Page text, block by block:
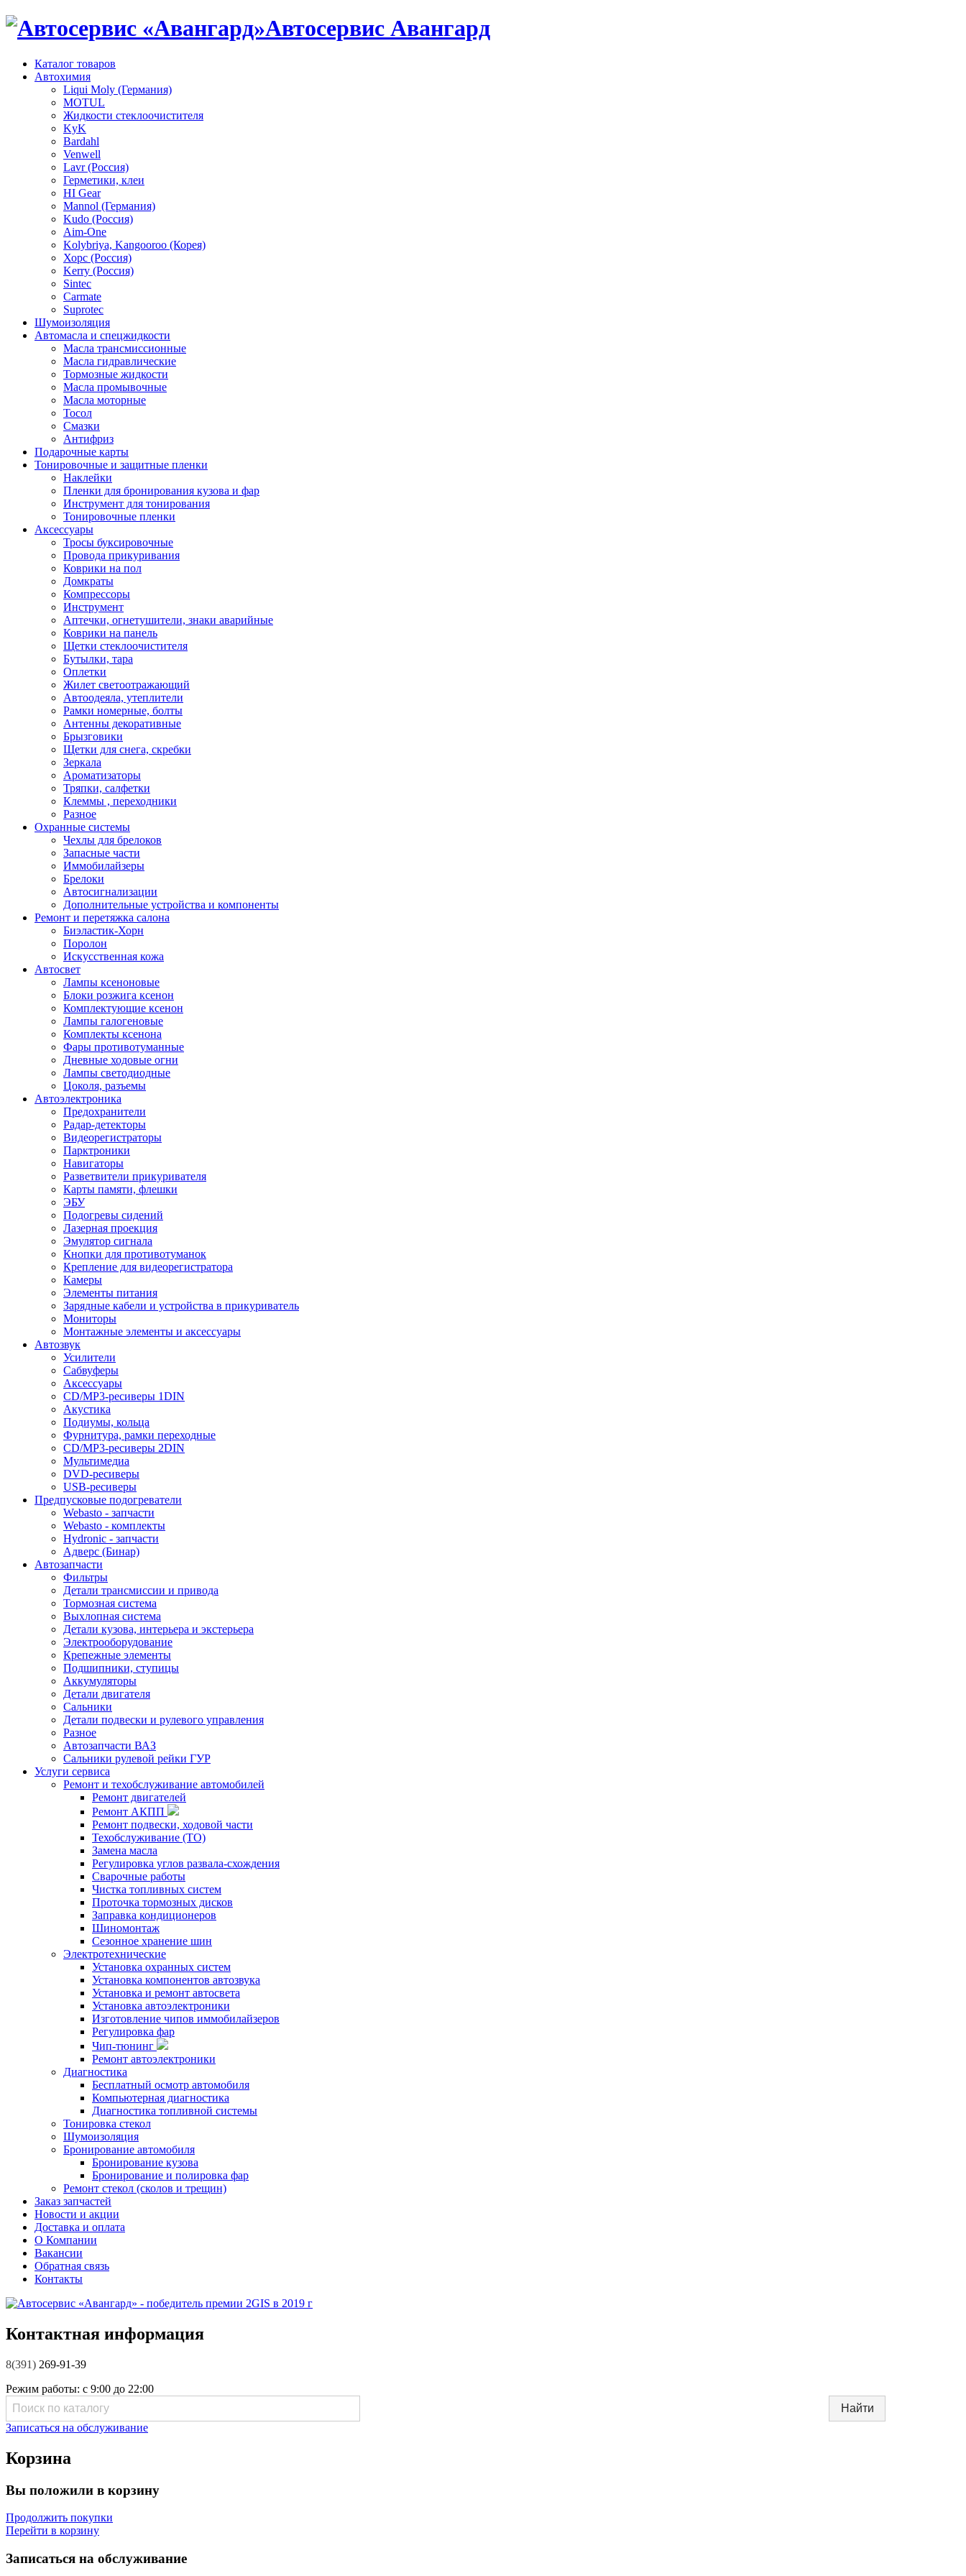
Автосервис Авангард
Каталог товаров
Автохимия
Liqui Moly (Германия)
MOTUL
Жидкости стеклоочистителя
KyK
Bardahl
Venwell
Lavr (Россия)
Герметики, клеи
HI Gear
Mannol (Германия)
Kudo (Россия)
Aim-One
Kolybriya, Kangooroo (Корея)
Хорс (Россия)
Kerry (Россия)
Sintec
Carmate
Suprotec
Шумоизоляция
Автомасла и спецжидкости
Масла трансмиссионные
Масла гидравлические
Тормозные жидкости
Масла промывочные
Масла моторные
Тосол
Смазки
Антифриз
Подарочные карты
Тонировочные и защитные пленки
Наклейки
Пленки для бронирования кузова и фар
Инструмент для тонирования
Тонировочные пленки
Аксессуары
Тросы буксировочные
Провода прикуривания
Коврики на пол
Домкраты
Компрессоры
Инструмент
Аптечки, огнетушители, знаки аварийные
Коврики на панель
Щетки стеклоочистителя
Бутылки, тара
Оплетки
Жилет светоотражающий
Автоодеяла, утеплители
Рамки номерные, болты
Антенны декоративные
Брызговики
Щетки для снега, скребки
Зеркала
Ароматизаторы
Тряпки, салфетки
Клеммы , переходники
Разное
Охранные системы
Чехлы для брелоков
Запасные части
Иммобилайзеры
Брелоки
Автосигнализации
Дополнительные устройства и компоненты
Ремонт и перетяжка салона
Биэластик-Хорн
Поролон
Искусственная кожа
Автосвет
Лампы ксеноновые
Блоки розжига ксенон
Комплектующие ксенон
Лампы галогеновые
Комплекты ксенона
Фары противотуманные
Дневные ходовые огни
Лампы светодиодные
Цоколя, разъемы
Автоэлектроника
Предохранители
Радар-детекторы
Видеорегистраторы
Парктроники
Навигаторы
Разветвители прикуривателя
Карты памяти, флешки
ЭБУ
Подогревы сидений
Лазерная проекция
Эмулятор сигнала
Кнопки для противотуманок
Крепление для видеорегистратора
Камеры
Элементы питания
Зарядные кабели и устройства в прикуриватель
Мониторы
Монтажные элементы и аксессуары
Автозвук
Усилители
Сабвуферы
Аксессуары
CD/MP3-ресиверы 1DIN
Акустика
Подиумы, кольца
Фурнитура, рамки переходные
CD/MP3-ресиверы 2DIN
Мультимедиа
DVD-ресиверы
USB-ресиверы
Предпусковые подогреватели
Webasto - запчасти
Webasto - комплекты
Hydronic - запчасти
Адверс (Бинар)
Автозапчасти
Фильтры
Детали трансмиссии и привода
Тормозная система
Выхлопная система
Детали кузова, интерьера и экстерьера
Электрооборудование
Крепежные элементы
Подшипники, ступицы
Аккумуляторы
Детали двигателя
Сальники
Детали подвески и рулевого управления
Разное
Автозапчасти ВАЗ
Сальники рулевой рейки ГУР
Услуги сервиса
Ремонт и техобслуживание автомобилей
Ремонт двигателей
Ремонт АКПП
Ремонт подвески, ходовой части
Техобслуживание (ТО)
Замена масла
Регулировка углов развала-схождения
Сварочные работы
Чистка топливных систем
Проточка тормозных дисков
Заправка кондиционеров
Шиномонтаж
Сезонное хранение шин
Электротехнические
Установка охранных систем
Установка компонентов автозвука
Установка и ремонт автосвета
Установка автоэлектроники
Изготовление чипов иммобилайзеров
Регулировка фар
Чип-тюнинг
Ремонт автоэлектроники
Диагностика
Бесплатный осмотр автомобиля
Компьютерная диагностика
Диагностика топливной системы
Тонировка стекол
Шумоизоляция
Бронирование автомобиля
Бронирование кузова
Бронирование и полировка фар
Ремонт стекол (сколов и трещин)
Заказ запчастей
Новости и акции
Доставка и оплата
О Компании
Вакансии
Обратная связь
Контакты
Контактная информация
8(391) 269-91-39
Режим работы: с 9:00 до 22:00
Записаться на обслуживание
Корзина
Вы положили в корзину
Продолжить покупки
Перейти в корзину
Записаться на обслуживание